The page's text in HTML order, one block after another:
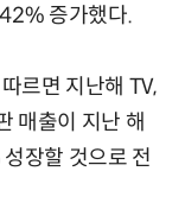
증가했다.
르면 지난해 TV,
매출이 지난 해
장할 것으로 전